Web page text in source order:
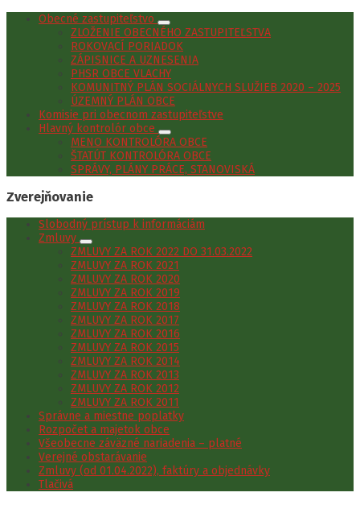
Obecné zastupiteľstvo
ZLOŽENIE OBECNÉHO ZASTUPITEĽSTVA
ROKOVACÍ PORIADOK
ZÁPISNICE A UZNESENIA
PHSR OBCE VLACHY
KOMUNITNÝ PLÁN SOCIÁLNYCH SLUŽIEB 2020 – 2025
ÚZEMNÝ PLÁN OBCE
Komisie pri obecnom zastupiteľstve
Hlavný kontrolór obce
MENO KONTROLÓRA OBCE
ŠTATÚT KONTROLÓRA OBCE
SPRÁVY, PLÁNY PRÁCE, STANOVISKÁ
Zverejňovanie
Slobodný prístup k informáciám
Zmluvy
ZMLUVY ZA ROK 2022 DO 31.03.2022
ZMLUVY ZA ROK 2021
ZMLUVY ZA ROK 2020
ZMLUVY ZA ROK 2019
ZMLUVY ZA ROK 2018
ZMLUVY ZA ROK 2017
ZMLUVY ZA ROK 2016
ZMLUVY ZA ROK 2015
ZMLUVY ZA ROK 2014
ZMLUVY ZA ROK 2013
ZMLUVY ZA ROK 2012
ZMLUVY ZA ROK 2011
Správne a miestne poplatky
Rozpočet a majetok obce
Všeobecne záväzné nariadenia – platné
Verejné obstarávanie
Zmluvy (od 01.04.2022), faktúry a objednávky
Tlačivá